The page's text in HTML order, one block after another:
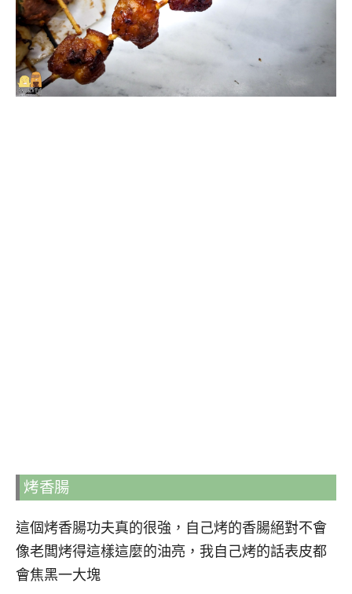
烤香腸
這個烤香腸功夫真的很強，自己烤的香腸絕對不會
像老闆烤得這樣這麼的油亮，我自己烤的話表皮都
會焦黑一大塊